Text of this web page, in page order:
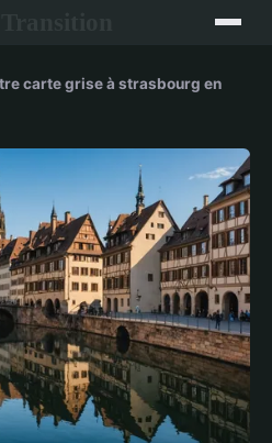
carte grise à strasbourg en